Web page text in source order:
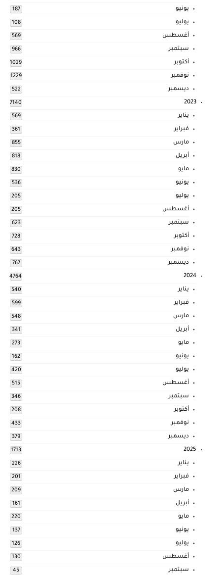
يونيو 187
يوليو 108
أغسطس 569
سبتمبر 966
أكتوبر 1029
نوفمبر 1229
ديسمبر 522
2023
7140
يناير 569
فبراير 361
مارس 855
أبريل 818
مايو 830
يونيو 536
يوليو 205
أغسطس 205
سبتمبر 623
أكتوبر 728
نوفمبر 643
ديسمبر 767
2024
4764
يناير 540
فبراير 599
مارس 548
أبريل 341
مايو 273
يونيو 162
يوليو 420
أغسطس 515
سبتمبر 346
أكتوبر 208
نوفمبر 433
ديسمبر 379
2025
1713
يناير 226
فبراير 201
مارس 209
أبريل 161
مايو 220
يونيو 137
يوليو 126
أغسطس 130
سبتمبر 45